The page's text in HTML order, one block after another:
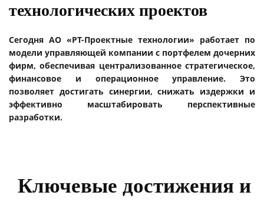
технологических проектов
Сегодня АО «РТ-Проектные технологии» работает по
модели управляющей компании с портфелем дочерних
фирм, обеспечивая централизованное стратегическое,
финансовое и операционное управление. Это
позволяет достигать синергии, снижать издержки и
эффективно масштабировать перспективные
разработки.
Ключевые достижения и